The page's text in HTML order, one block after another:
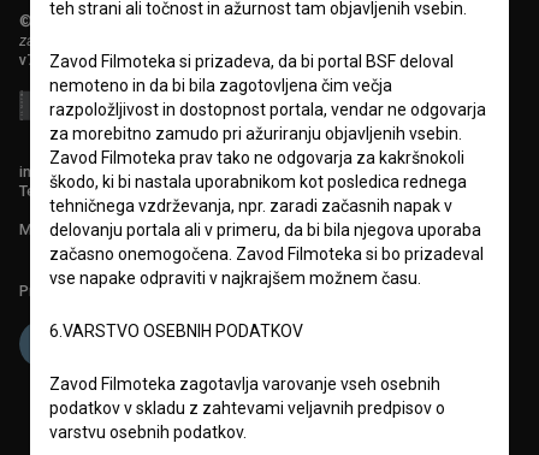
© 2018-2026, Filmoteka,
zavod za širjenje filmske kulture
v7.151.0
info@filmoteka.si
Tehnična pomoč: podpora@bsf.si
Mednarodna številka ISSN 2670-787X
Projekt sofinancira:
teh strani ali točnost in ažurnost tam objavljenih vsebin.
Zavod Filmoteka si prizadeva, da bi portal BSF deloval
nemoteno in da bi bila zagotovljena čim večja
razpoložljivost in dostopnost portala, vendar ne odgovarja
za morebitno zamudo pri ažuriranju objavljenih vsebin.
Zavod Filmoteka prav tako ne odgovarja za kakršnokoli
škodo, ki bi nastala uporabnikom kot posledica rednega
tehničnega vzdrževanja, npr. zaradi začasnih napak v
delovanju portala ali v primeru, da bi bila njegova uporaba
začasno onemogočena. Zavod Filmoteka si bo prizadeval
vse napake odpraviti v najkrajšem možnem času.
6.VARSTVO OSEBNIH PODATKOV
Zavod Filmoteka zagotavlja varovanje vseh osebnih
podatkov v skladu z zahtevami veljavnih predpisov o
varstvu osebnih podatkov.